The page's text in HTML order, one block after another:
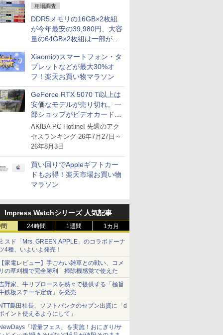
相場調査
DDR5メモリの16GB×2枚組
が今年最安の39,980円、大容
量の64GB×2枚組は一部が続
騰 [8月前半のメモリ価格]
Xiaomiのスマートフォン・タ
ブレットなどが最大30%オ
フ！楽天お買い物マラソン
GeForce RTX 5070 Ti以上は
安価なモデルが売り切れ。一
部ショップがビデオカードの
購入制限を実施したニュース
が注目を集める
AKIBA PC Hotline! 先週のアク
セスランキング 26年7月27日～
26年8月3日
買い回りでAppleギフトカー
ドもお得！楽天市場お買い物
マラソン
Impress Watchシリーズ 人気記事
24時間 1週間 1カ月
スド「Mrs. GREEN APPLE」のコラボドーナ
4種、いよいよ発売！
家電レビュー】手ごわい雑草との戦い、コメ
の草刈機で完全勝利 掃除機感覚で使えた
野家、牛リブロースを熱々で提供する「極旨
鉄板ステーキ定食」を発売
島田社長、ソフトバンクのセブン出資に「d
イント使えるようにして」
「増量フェス」を実施！おにぎり/サ